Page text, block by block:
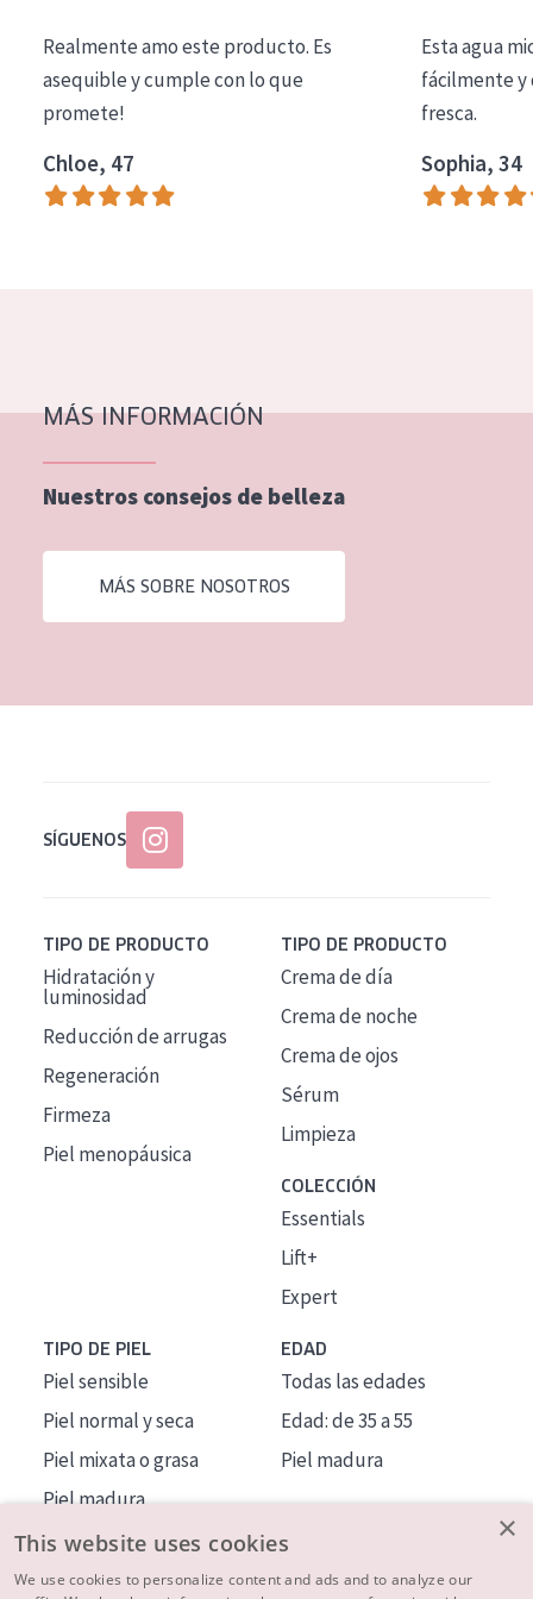
Essentials
Lift+
Expert
Piel madura
Piel menopáusica
EDAD
Realmente amo este producto. Es
asequible y cumple con lo que
promete!
Chloe, 47
Esta agua
fácilmente y
fresca.
Sophia, 34
MÁS INFORMACIÓN
Nuestros consejos de belleza
MÁS SOBRE NOSOTROS
SÍGUENOS
TIPO DE PRODUCTO
Hidratación y
luminosidad
Reducción de arrugas
Regeneración
Firmeza
Piel menopáusica
TIPO DE PRODUCTO
Crema de día
Crema de noche
Crema de ojos
Sérum
Limpieza
COLECCIÓN
Essentials
Lift+
Expert
TIPO DE PIEL
Piel sensible
Piel normal y seca
Piel mixata o grasa
Piel madura
Piel expuesta al sol
Piel menopáusica
EDAD
Todas las edades
Edad: de 35 a 55
Piel madura
×
This website uses cookies
We use cookies to personalize content and ads and to analyze our